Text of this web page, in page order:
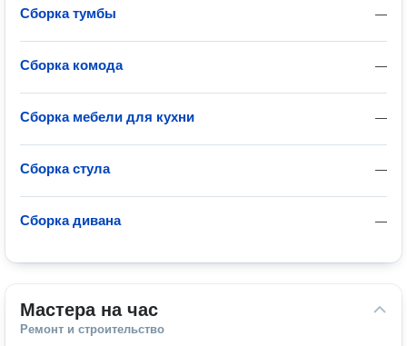
—
Сборка тумбы
—
Сборка комода
—
Сборка мебели для кухни
—
Сборка стула
—
Сборка дивана
Мастера на час
Ремонт и строительство